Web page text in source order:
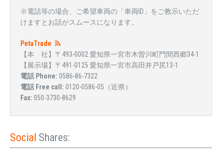
※電話等の場合、ご希望車両の「車両ID」をご教示いただ
けますとお話がスムースになります。
PetaTrade
【本 社】〒493-0002 愛知県一宮市木曽川町門間西郷34-1
【展示場】〒491-0125 愛知県一宮市高田井戸尻13-1
電話 Phone: 0586-86-7322
電話 Free call: 0120-0586-05（近県）
Fax: 050-3730-8629
Social Shares: